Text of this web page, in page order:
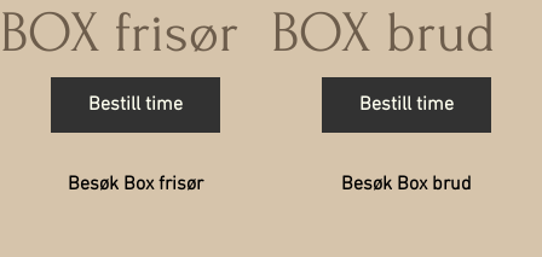
BOX frisør
Bestill time
Besøk Box frisør
BOX brud
Bestill time
Besøk Box brud